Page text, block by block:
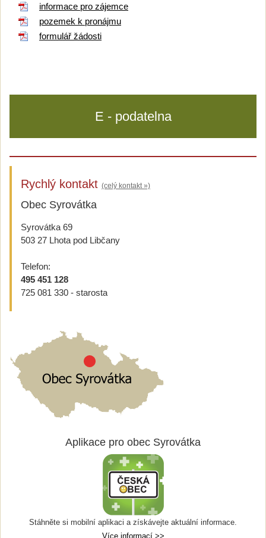
informace pro zájemce
pozemek k pronájmu
formulář žádosti
E - podatelna
Rychlý kontakt (celý kontakt »)
Obec Syrovátka
Syrovátka 69
503 27 Lhota pod Libčany
Telefon:
495 451 128
725 081 330 - starosta
Aplikace pro obec Syrovátka
Stáhněte si mobilní aplikaci a získávejte aktuální informace.
Více informací >>